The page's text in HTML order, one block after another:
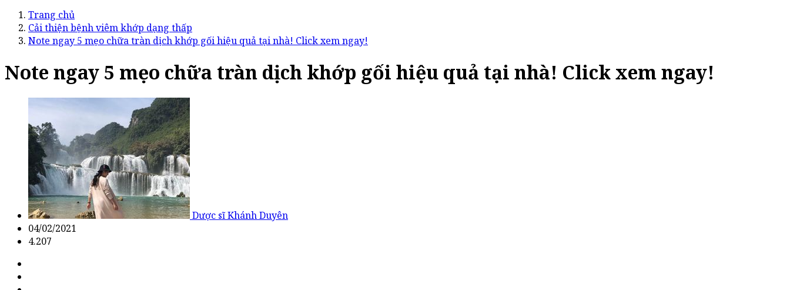
Trang chủ
Cải thiện bệnh viêm khớp dạng thấp
Note ngay 5 mẹo chữa tràn dịch khớp gối hiệu quả tại nhà! Click xem ngay!
Note ngay 5 mẹo chữa tràn dịch khớp gối hiệu quả tại nhà! Click xem ngay!
Dược sĩ Khánh Duyên
04/02/2021
4.207